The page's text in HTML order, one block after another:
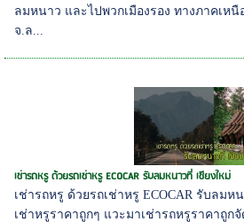
ลมหนาว และไปพวกเมืองรอง ทางภาคเห
จ.ล...
เช่ารถหรู ด้วยรถเช่าหรู ECOCAR รับลมหนาวที่ เชียงใหม่
เช่ารถหรู ด้วยรถเช่าหรู ECOCAR รับลมห
เช่าหรูราคาถูกๆ แวะมาเช่ารถหรูราคาถูกจั